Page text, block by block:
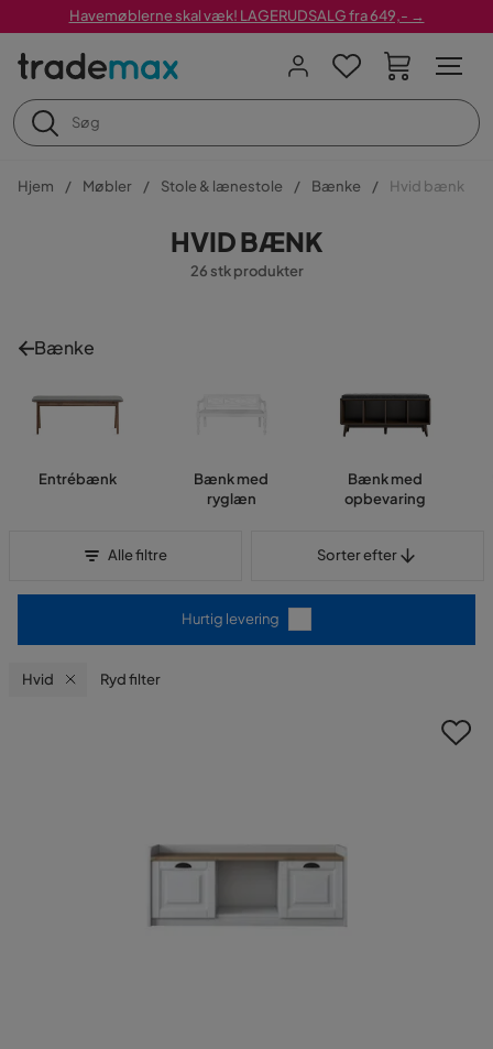
Havemøblerne skal væk! LAGERUDSALG fra 649,- →
Hjem Møbler Stole & lænestole Bænke Hvid bænk
HVID BÆNK
26 stk produkter
Bænke
Entrébænk
Bænk med
ryglæn
Bænk med
opbevaring
Alle filtre Sorter efter
Hurtig levering
Hvid Ryd filter